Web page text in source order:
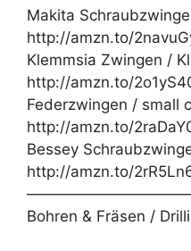
Makita
http://amzn.to/
Klemmsia Zwingen /
http://amzn.to/
Federzwingen / small
http://amzn.to/
Bessey
http://amzn.to/
Bohren & Fräsen /